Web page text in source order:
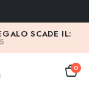
SCADE IL:
0